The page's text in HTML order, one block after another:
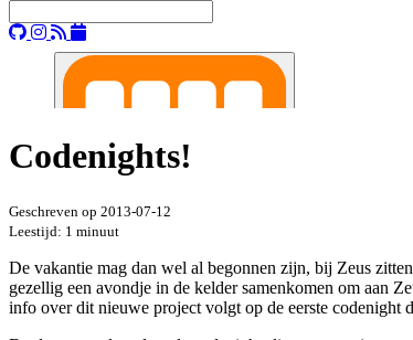
Codenights!
Geschreven op 2013-07-12
Leestijd: 1 minuut
De vakantie mag dan wel al begonnen zijn, bij Zeus
gezellig een avondje in de kelder samenkomen om aan
info over dit nieuwe project volgt op de eerste codenight